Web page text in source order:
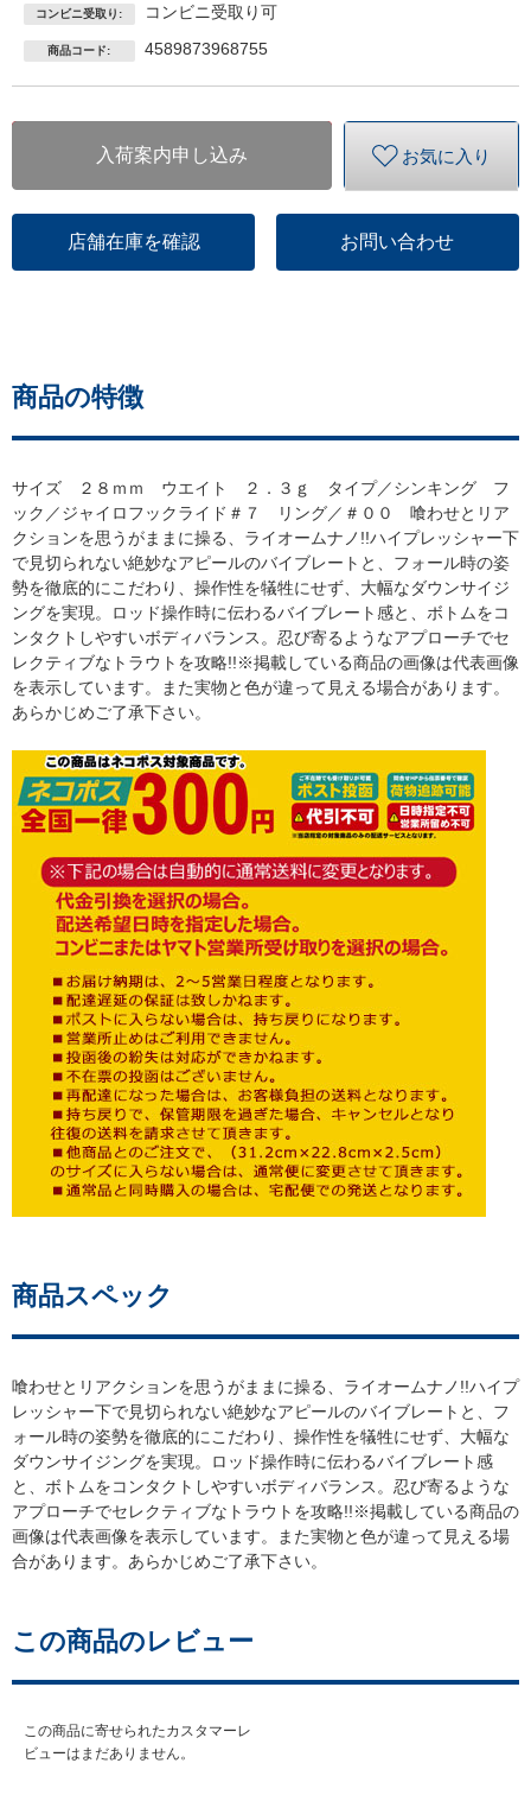
コンビニ受取り: コンビニ受取り可
商品コード: 4589873968755
入荷案内申し込み お気に入り
店舗在庫を確認 お問い合わせ
商品の特徴
サイズ ２８ｍｍ ウエイト ２．３ｇ タイプ／シンキング フ
ック／ジャイロフックライド＃７ リング／＃００ 喰わせとリア
クションを思うがままに操る、ライオームナノ!!ハイプレッシャー下
で見切られない絶妙なアピールのバイブレートと、フォール時の姿
勢を徹底的にこだわり、操作性を犠牲にせず、大幅なダウンサイジ
ングを実現。ロッド操作時に伝わるバイブレート感と、ボトムをコ
ンタクトしやすいボディバランス。忍び寄るようなアプローチでセ
レクティブなトラウトを攻略!!※掲載している商品の画像は代表画像
を表示しています。また実物と色が違って見える場合があります。
あらかじめご了承下さい。
商品スペック
喰わせとリアクションを思うがままに操る、ライオームナノ!!ハイプ
レッシャー下で見切られない絶妙なアピールのバイブレートと、フ
ォール時の姿勢を徹底的にこだわり、操作性を犠牲にせず、大幅な
ダウンサイジングを実現。ロッド操作時に伝わるバイブレート感
と、ボトムをコンタクトしやすいボディバランス。忍び寄るような
アプローチでセレクティブなトラウトを攻略!!※掲載している商品の
画像は代表画像を表示しています。また実物と色が違って見える場
合があります。あらかじめご了承下さい。
この商品のレビュー
この商品に寄せられたカスタマーレ
ビューはまだありません。